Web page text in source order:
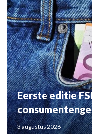
Eerste editie
3 augustus 2026